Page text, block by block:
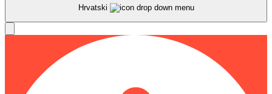
Hrvatski